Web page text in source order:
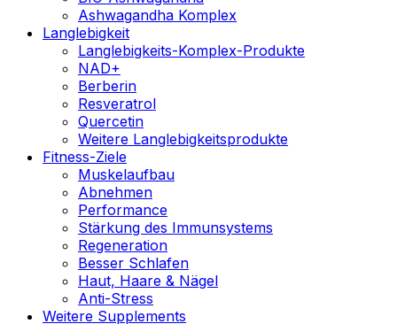
Ashwagandha Komplex
Langlebigkeit
Langlebigkeits-Komplex-Produkte
NAD+
Berberin
Resveratrol
Quercetin
Weitere Langlebigkeitsprodukte
Fitness-Ziele
Muskelaufbau
Abnehmen
Performance
Stärkung des Immunsystems
Regeneration
Besser Schlafen
Haut, Haare & Nägel
Anti-Stress
Weitere Supplements